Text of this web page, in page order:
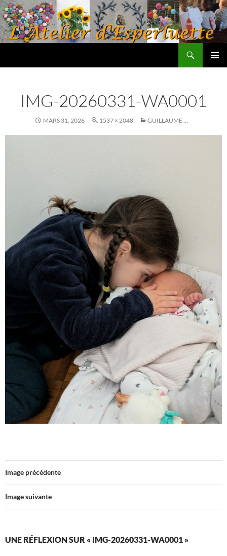
Aller
au
contenu
IMG-20260331-WA0001
MARS 31, 2026 1537 × 2048 GUILLAUME …
Image précédente
Image suivante
UNE RÉFLEXION SUR « IMG-20260331-WA0001 »